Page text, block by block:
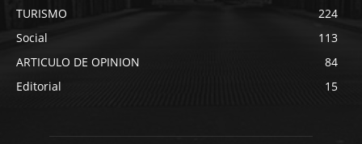
TURISMO
224
Social
113
ARTICULO DE OPINION
84
Editorial
15